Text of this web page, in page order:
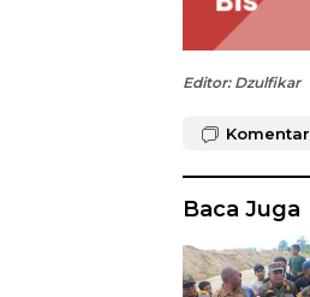
Editor: Dzulfikar
Komentar
Baca Juga